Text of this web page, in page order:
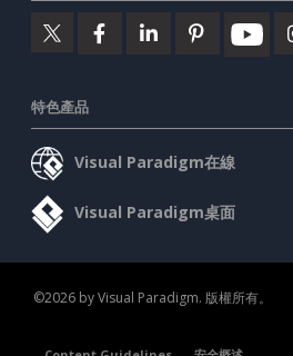
特色產品
Visual Paradigm在線
Visual Paradigm桌面
©2026 by Visual Paradigm. 版權所有。